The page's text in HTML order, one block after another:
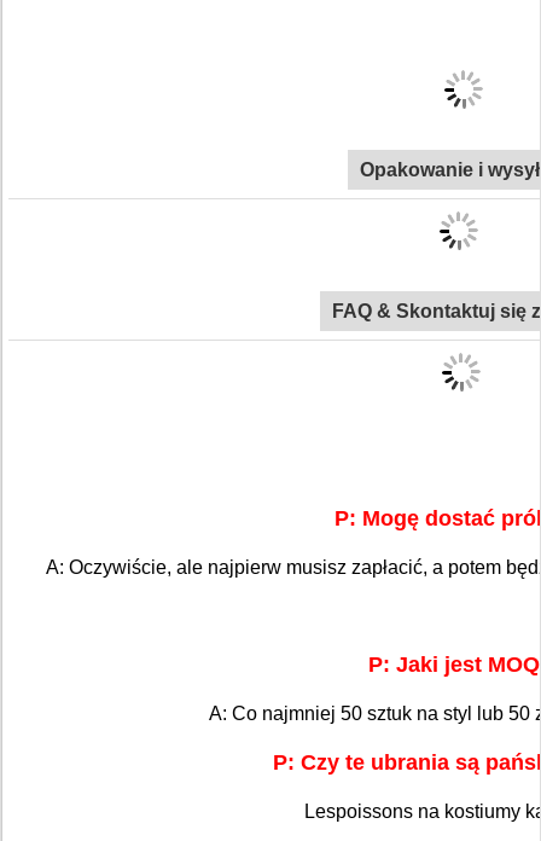
Opakowanie i
FAQ & Skontaktuj się
P: Mogę dostać
A: Oczywiście, ale najpierw musisz zapłacić, a potem
P: Jaki jest
A: Co najmniej 50 sztuk na styl lub 50
P: Czy te ubrania są
Lespoissons na kostiumy